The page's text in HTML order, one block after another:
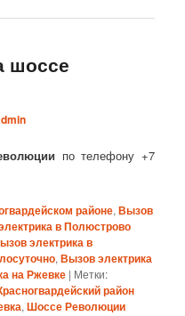
шоссе
по телефону +7
районе,Вызов
в Полюстрово
электрика в
,Вызов электрика
на Ржевке | Метки:
район
,Шоссе Революции